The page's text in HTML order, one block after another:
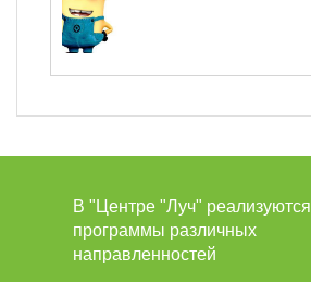
В "Центре "Луч" реализуются
программы различных
направленностей